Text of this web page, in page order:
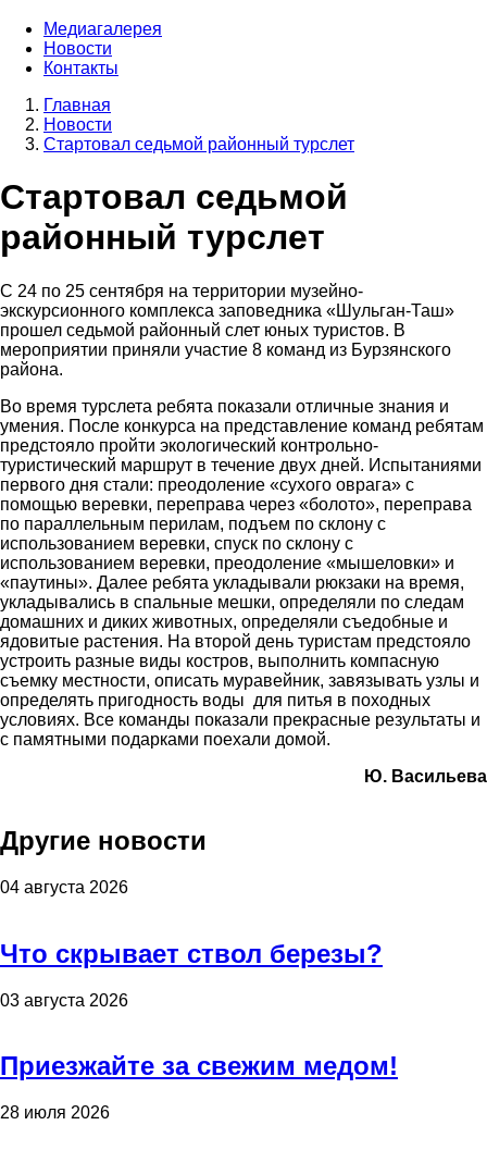
Медиагалерея
Новости
Контакты
Строка
навигации
Главная
Новости
Стартовал седьмой районный турслет
Стартовал седьмой
районный турслет
С 24 по 25 сентября на территории музейно-
экскурсионного комплекса заповедника «Шульган-Таш»
прошел седьмой районный слет юных туристов. В
мероприятии приняли участие 8 команд из Бурзянского
района.
Во время турслета ребята показали отличные знания и
умения. После конкурса на представление команд ребятам
предстояло пройти экологический контрольно-
туристический маршрут в течение двух дней. Испытаниями
первого дня стали: преодоление «сухого оврага» с
помощью веревки, переправа через «болото», переправа
по параллельным перилам, подъем по склону с
использованием веревки, спуск по склону с
использованием веревки, преодоление «мышеловки» и
«паутины». Далее ребята укладывали рюкзаки на время,
укладывались в спальные мешки, определяли по следам
домашних и диких животных, определяли съедобные и
ядовитые растения. На второй день туристам предстояло
устроить разные виды костров, выполнить компасную
съемку местности, описать муравейник, завязывать узлы и
определять пригодность воды для питья в походных
условиях. Все команды показали прекрасные результаты и
с памятными подарками поехали домой.
Ю. Васильева
Другие новости
04 августа 2026
Что скрывает ствол березы?
03 августа 2026
Приезжайте за свежим медом!
28 июля 2026